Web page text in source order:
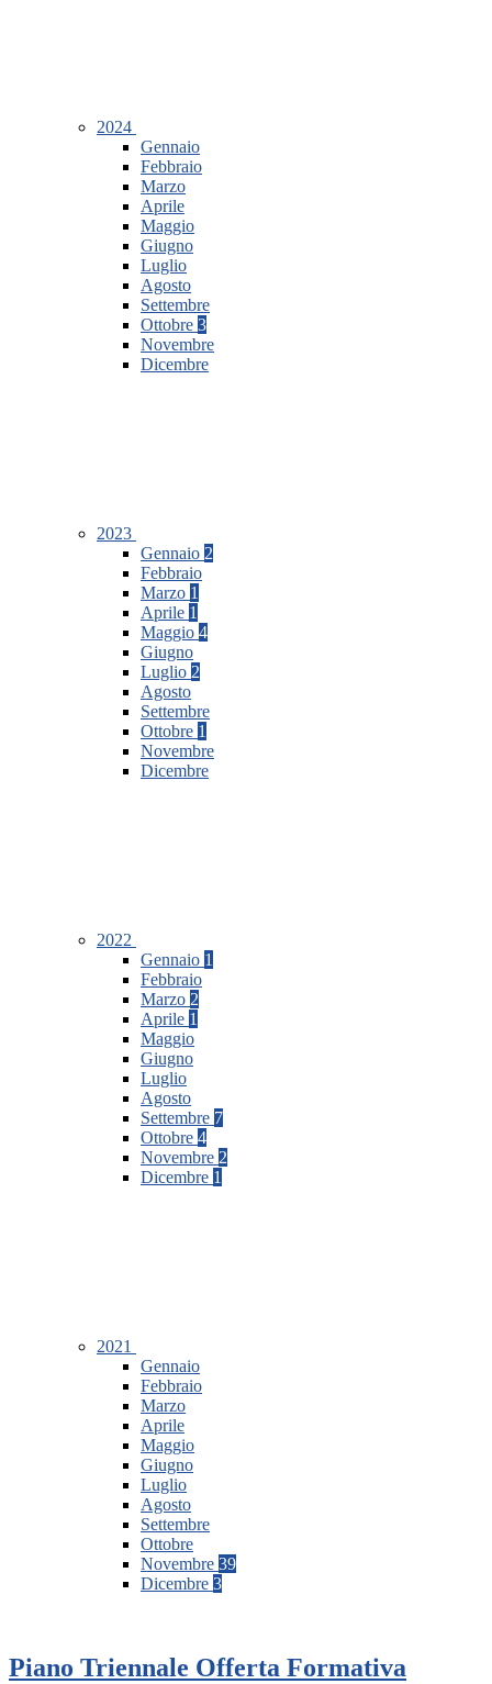
2024
Gennaio
Febbraio
Marzo
Aprile
Maggio
Giugno
Luglio
Agosto
Settembre
Ottobre 3
Novembre
Dicembre
2023
Gennaio 2
Febbraio
Marzo 1
Aprile 1
Maggio 4
Giugno
Luglio 2
Agosto
Settembre
Ottobre 1
Novembre
Dicembre
2022
Gennaio 1
Febbraio
Marzo 2
Aprile 1
Maggio
Giugno
Luglio
Agosto
Settembre 7
Ottobre 4
Novembre 2
Dicembre 1
2021
Gennaio
Febbraio
Marzo
Aprile
Maggio
Giugno
Luglio
Agosto
Settembre
Ottobre
Novembre 39
Dicembre 3
Piano Triennale Offerta Formativa